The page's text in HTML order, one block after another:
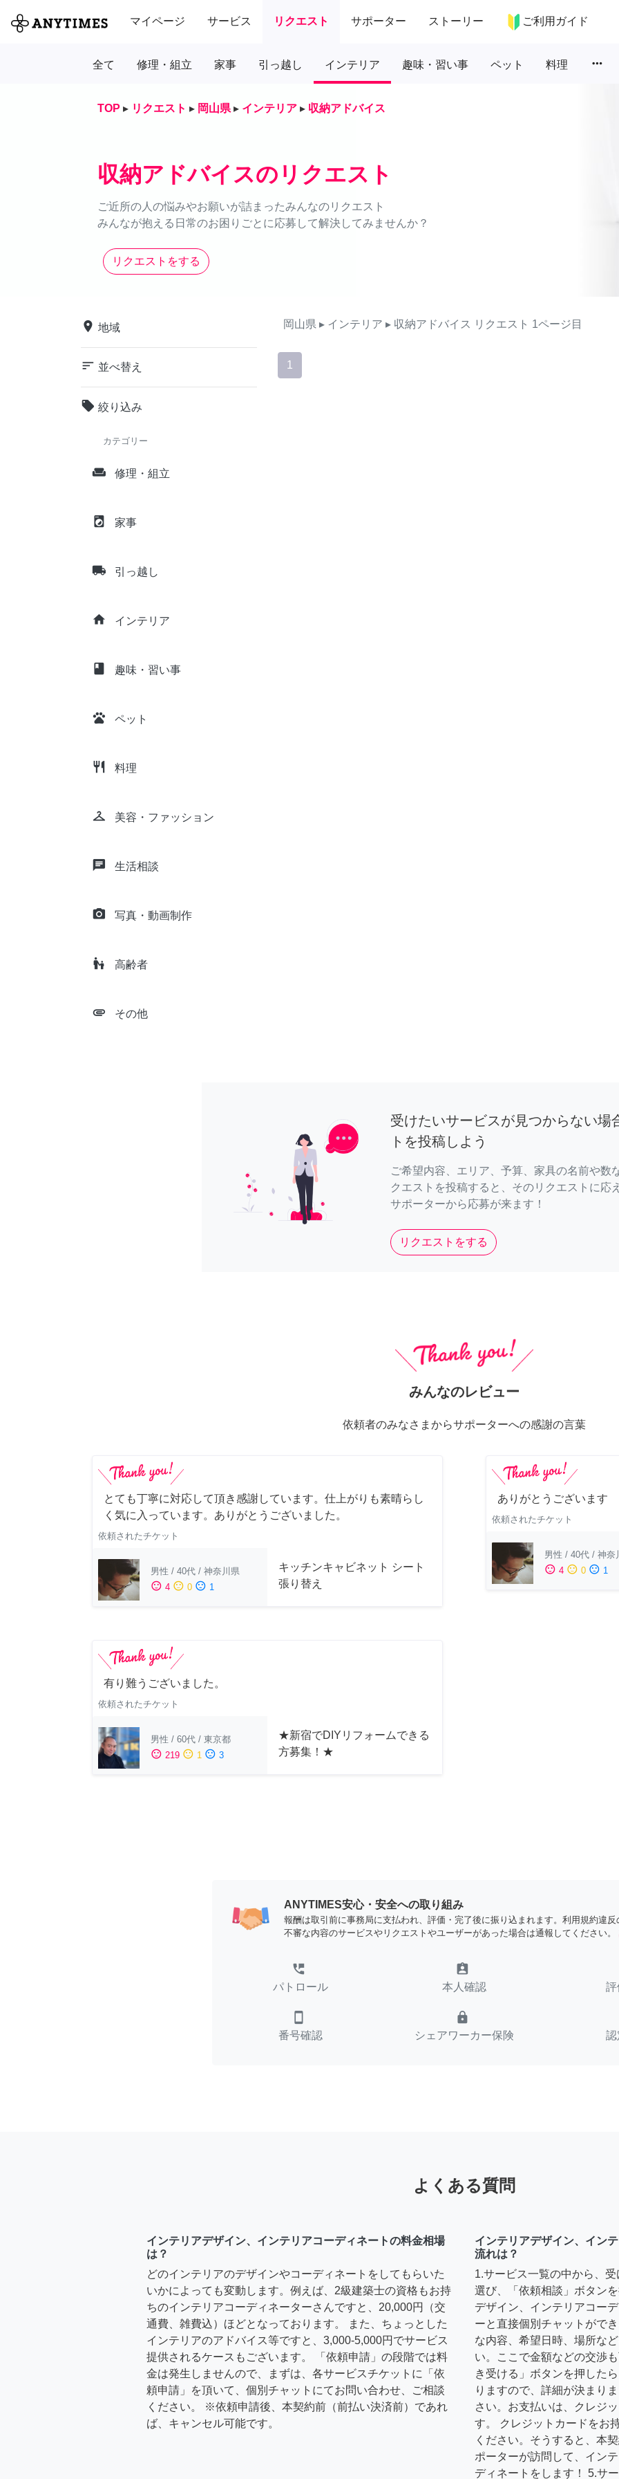
マイページ サービス リクエスト サポーター ストーリー ご利用ガイド
全て 修理・組立 家事 引っ越し インテリア 趣味・習い事 ペット 料理 more_horiz
TOP ▸ リクエスト ▸ 岡山県 ▸ インテリア ▸ 収納アドバイス
収納アドバイスのリクエスト
ご近所の人の悩みやお願いが詰まったみんなのリクエスト
みんなが抱える日常のお困りごとに応募して解決してみませんか？
リクエストをする
place 地域
sort 並べ替え
local_offer 絞り込み
カテゴリー
weekend 修理・組立
local_laundry_service 家事
local_shipping 引っ越し
home インテリア
class 趣味・習い事
pets ペット
restaurant 料理
checkroom 美容・ファッション
chat 生活相談
camera_alt 写真・動画制作
escalator_warning 高齢者
attachment その他
岡山県 ▸ インテリア ▸ 収納アドバイス リクエスト 1ページ目
1
受けたいサービスが見つからない場
トを投稿しよう
ご希望内容、エリア、予算、家具の名前や数
クエストを投稿すると、そのリクエストに応
サポーターから応募が来ます！
リクエストをする
みんなのレビュー
依頼者のみなさまからサポーターへの感謝の言葉
とても丁寧に対応して頂き感謝しています。仕上がりも素晴らし
く気に入っています。ありがとうございました。
依頼されたチケット
男性 / 40代 / 神奈川県
sentiment_satisfied 4 sentiment_neutral 0 sentiment_dissatisfied 1
キッチンキャビネット シート
張り替え
ありがとうございます
依頼されたチケット
男性 / 40代 / 神奈
sentiment_satisfied 4 sentiment_neutral 0 sentiment_dissatisfied 1
有り難うございました。
依頼されたチケット
男性 / 60代 / 東京都
sentiment_satisfied 219 sentiment_neutral 1 sentiment_dissatisfied 3
★新宿でDIYリフォームできる
方募集！★
ANYTIMES安心・安全への取り組み
報酬は取引前に事務局に支払われ、評価・完了後に振り込まれます。利用規約違反
不審な内容のサービスやリクエストやユーザーがあった場合は通報してください。
perm_phone_msg
パトロール
assignment_ind
本人確認
smartphone
番号確認
lock
シェアワーカー保険
よくある質問
インテリアデザイン、インテリアコーディネートの料金相場
は？
どのインテリアのデザインやコーディネートをしてもらいた
いかによっても変動します。例えば、2級建築士の資格もお持
ちのインテリアコーディネーターさんですと、20,000円（交
通費、雑費込）ほどとなっております。 また、ちょっとした
インテリアのアドバイス等ですと、3,000-5,000円でサービス
提供されるケースもございます。 「依頼申請」の段階では料
金は発生しませんので、まずは、各サービスチケットに「依
頼申請」を頂いて、個別チャットにてお問い合わせ、ご相談
ください。 ※依頼申請後、本契約前（前払い決済前）であれ
ば、キャンセル可能です。
インテリアデザイン、イン
流れは？
1.サービス一覧の中から、
選び、「依頼相談」ボタン
デザイン、インテリアコー
ーと直接個別チャットがで
な内容、希望日時、場所な
い。ここで金額などの交渉
き受ける」ボタンを押した
りますので、詳細が決まり
さい。お支払いは、クレジ
す。 クレジットカードをお
ください。そうすると、本
ポーターが訪問して、イン
ディネートをします！ 5.サ